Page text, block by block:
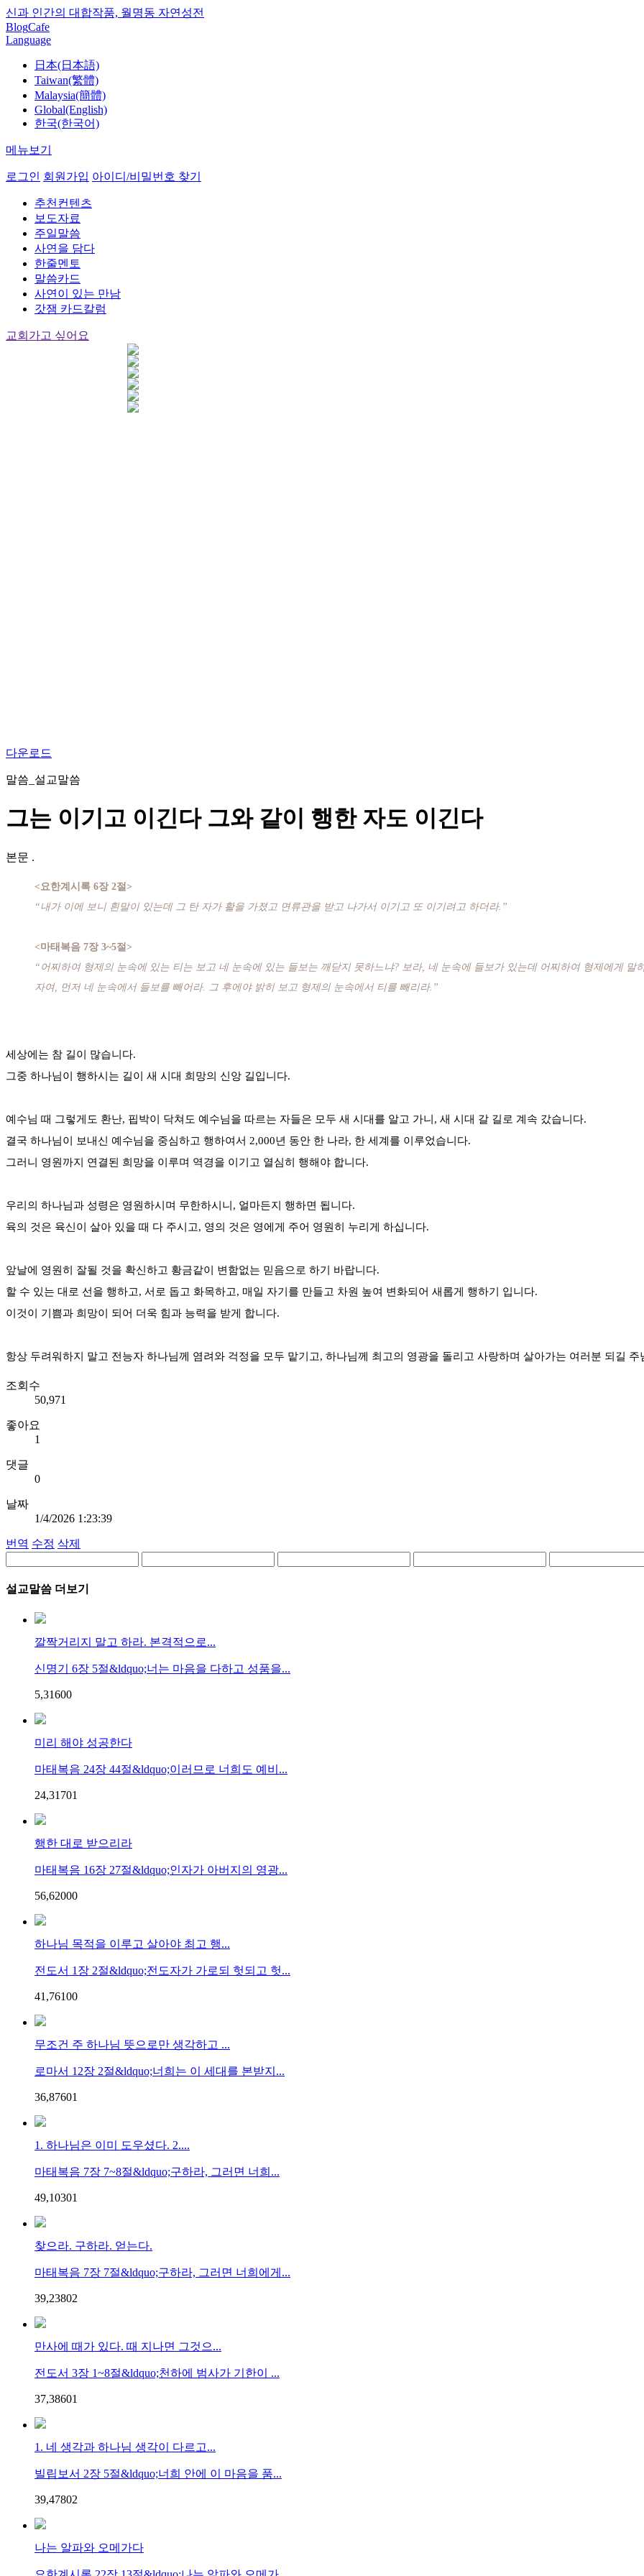
신과 인간의 대합작품, 월명동 자연성전
BlogCafe
Language
日本(日本語)
Taiwan(繁體)
Malaysia(簡體)
Global(English)
한국(한국어)
메뉴보기
로그인 회원가입 아이디/비밀번호 찾기
추천컨텐츠
보도자료
주일말씀
사연을 담다
한줄멘토
말씀카드
사연이 있는 만남
갓잼 카드칼럼
교회가고 싶어요
다운로드
말씀_설교말씀
그는 이기고 이긴다 그와 같이 행한 자도 이긴다
본문 .
<요한계시록 6장 2절>
“내가 이에 보니 흰말이 있는데 그 탄 자가 활을 가졌고 면류관을 받고 나가서 이기고 또 이기려고 하더라.”
<마태복음 7장 3~5절>
“어찌하여 형제의 눈속에 있는 티는 보고 네 눈속에 있는 들보는 깨닫지 못하느냐? 보라, 네 눈속에 들보가 있는데 어찌하여 형제에게
자여, 먼저 네 눈속에서 들보를 빼어라. 그 후에야 밝히 보고 형제의 눈속에서 티를 빼리라.”
세상에는 참 길이 많습니다.
그중 하나님이 행하시는 길이 새 시대 희망의 신앙 길입니다.
예수님 때 그렇게도 환난, 핍박이 닥쳐도 예수님을 따르는 자들은 모두 새 시대를 알고 가니, 새 시대 갈 길로 계속 갔습니다.
결국 하나님이 보내신 예수님을 중심하고 행하여서 2,000년 동안 한 나라, 한 세계를 이루었습니다.
그러니 영원까지 연결된 희망을 이루며 역경을 이기고 열심히 행해야 합니다.
우리의 하나님과 성령은 영원하시며 무한하시니, 얼마든지 행하면 됩니다.
육의 것은 육신이 살아 있을 때 다 주시고, 영의 것은 영에게 주어 영원히 누리게 하십니다.
앞날에 영원히 잘될 것을 확신하고 황금같이 변함없는 믿음으로 하기 바랍니다.
할 수 있는 대로 선을 행하고, 서로 돕고 화목하고, 매일 자기를 만들고 차원 높여 변화되어 새롭게 행하기 입니다.
이것이 기쁨과 희망이 되어 더욱 힘과 능력을 받게 합니다.
항상 두려워하지 말고 전능자 하나님께 염려와 걱정을 모두 맡기고, 하나님께 최고의 영광을 돌리고 사랑하며 살아가는 여러분 되길
조회수
50,971
좋아요
1
댓글
0
날짜
1/4/2026 1:23:39
번역 수정 삭제
설교말씀 더보기
깔짝거리지 말고 하라. 본격적으로...
신명기 6장 5절&ldquo;너는 마음을 다하고 성품을...
5,31600
미리 해야 성공한다
마태복음 24장 44절&ldquo;이러므로 너희도 예비...
24,31701
행한 대로 받으리라
마태복음 16장 27절&ldquo;인자가 아버지의 영광...
56,62000
하나님 목적을 이루고 살아야 최고 행...
전도서 1장 2절&ldquo;전도자가 가로되 헛되고 헛...
41,76100
무조건 주 하나님 뜻으로만 생각하고 ...
로마서 12장 2절&ldquo;너희는 이 세대를 본받지...
36,87601
1. 하나님은 이미 도우셨다. 2....
마태복음 7장 7~8절&ldquo;구하라, 그러면 너희...
49,10301
찾으라. 구하라. 얻는다.
마태복음 7장 7절&ldquo;구하라, 그러면 너희에게...
39,23802
만사에 때가 있다. 때 지나면 그것으...
전도서 3장 1~8절&ldquo;천하에 범사가 기한이 ...
37,38601
1. 네 생각과 하나님 생각이 다르고...
빌립보서 2장 5절&ldquo;너희 안에 이 마음을 품...
39,47802
나는 알파와 오메가다